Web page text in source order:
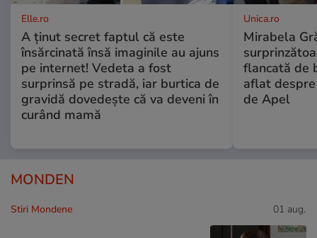
Elle.ro
A ținut secret faptul că este
însărcinată însă imaginile au ajuns
pe internet! Vedeta a fost
surprinsă pe stradă, iar burtica de
gravidă dovedește că va deveni în
curând mamă
Unica.ro
Mirabela
flancată de
aflat
de Apel
MONDEN
Stiri Mondene 01 aug.